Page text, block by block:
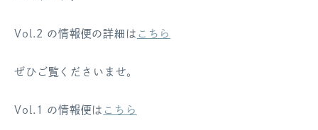
Vol.2 の情報便の詳細は こちら
ぜひご覧くださいませ。
Vol.1 の情報便は こちら